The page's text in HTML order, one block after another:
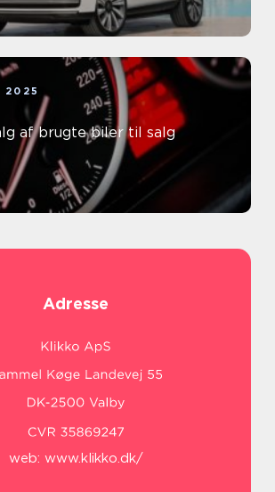
2025
af brugte biler til salg
Adresse
web: www.klikko.dk/